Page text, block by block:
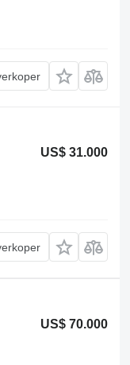
US$ 31.000
US$ 70.000